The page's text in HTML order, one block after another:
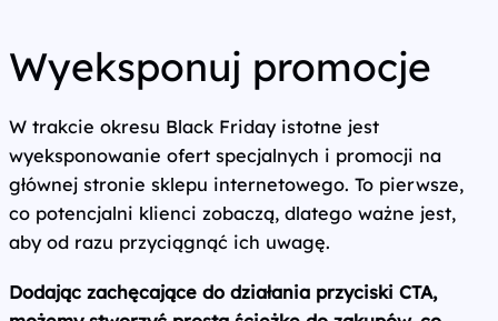
Wyeksponuj promocje
W trakcie okresu Black Friday istotne jest
wyeksponowanie ofert specjalnych i promocji na
głównej stronie sklepu internetowego. To pierwsze,
co potencjalni klienci zobaczą, dlatego ważne jest,
aby od razu przyciągnąć ich uwagę.
Dodając zachęcające do działania przyciski CTA,